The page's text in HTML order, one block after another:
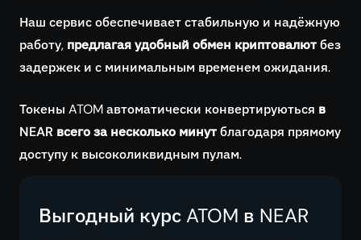
Наш сервис обеспечивает стабильную и надёжную
работу, предлагая удобный обмен криптовалютбез
задержек и с минимальным временем ожидания.
Токены ATOM автоматически конвертируються в
NEAR всего за несколько минутблагодаря прямому
доступу к высоколиквидным пулам.
Выгодный курс ATOM в NEAR